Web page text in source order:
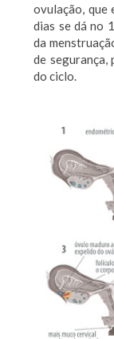
ovulação, que
dias se dá no
da
de segurança,
do ciclo.